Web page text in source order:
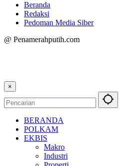
Beranda
Redaksi
Pedoman Media Siber
@ Penamerahputih.com
×
BERANDA
POLKAM
EKBIS
Makro
Industri